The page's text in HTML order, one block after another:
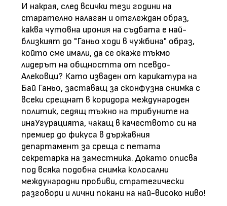
И накрая, след всички тези години на
старателно налаган и отглеждан образ,
каква чутовна ирония на съдбата е най-
близкият до "Ганьо ходи в чужбина" образ,
който сме имали, да се окаже тъкмо
лидерът на общността от псевдо-
Алековци? Като изваден от карикатура на
Бай Ганьо, заставащ за сконфузна снимка с
всеки срещнат в коридора международен
политик, седящ тъжно на трибуните на
инаУгурацията, чакащ в качеството си на
премиер до фикуса в държавния
департамент за среща с петата
секретарка на заместника. Докато описва
под всяка подобна снимка колосални
международни пробиви, стратегически
разговори и лични покани на най-високо ниво!